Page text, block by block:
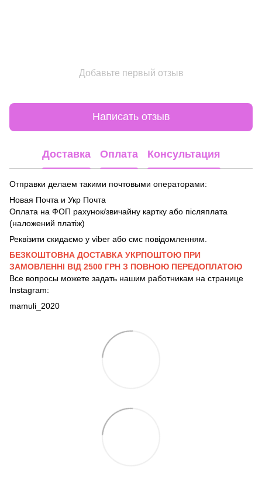
Добавьте первый отзыв
Написать отзыв
Доставка Оплата Консультация
Отправки делаем такими почтовыми операторами:
Новая Почта и Укр Почта
Оплата на ФОП рахунок/звичайну картку або післяплата
(наложений платіж)
Реквізити скидаємо у viber або смс повідомленням.
БЕЗКОШТОВНА ДОСТАВКА УКРПОШТОЮ ПРИ
ЗАМОВЛЕННІ ВІД 2500 ГРН З ПОВНОЮ ПЕРЕДОПЛАТОЮ
Все вопросы можете задать нашим работникам на странице
Instagram:
mamuli_2020